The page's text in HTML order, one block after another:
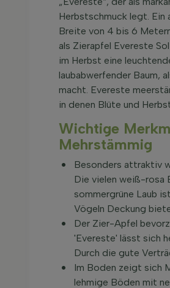
Herbstschmuck legt. Ein
Breite von 4 bis 6
als Zierapfel Evereste
im Herbst eine
laubabwerfender Baum,
macht. Evereste
in denen Blüte und
Wichtige
Mehrstämmig
Besonders attraktiv
Die vielen weiß-rosa
sommergrüne Laub
Vögeln Deckung
Der Zier-Apfel
'Evereste' lässt sich
Durch die gute
Im Boden zeigt sich
lehmige Böden mit